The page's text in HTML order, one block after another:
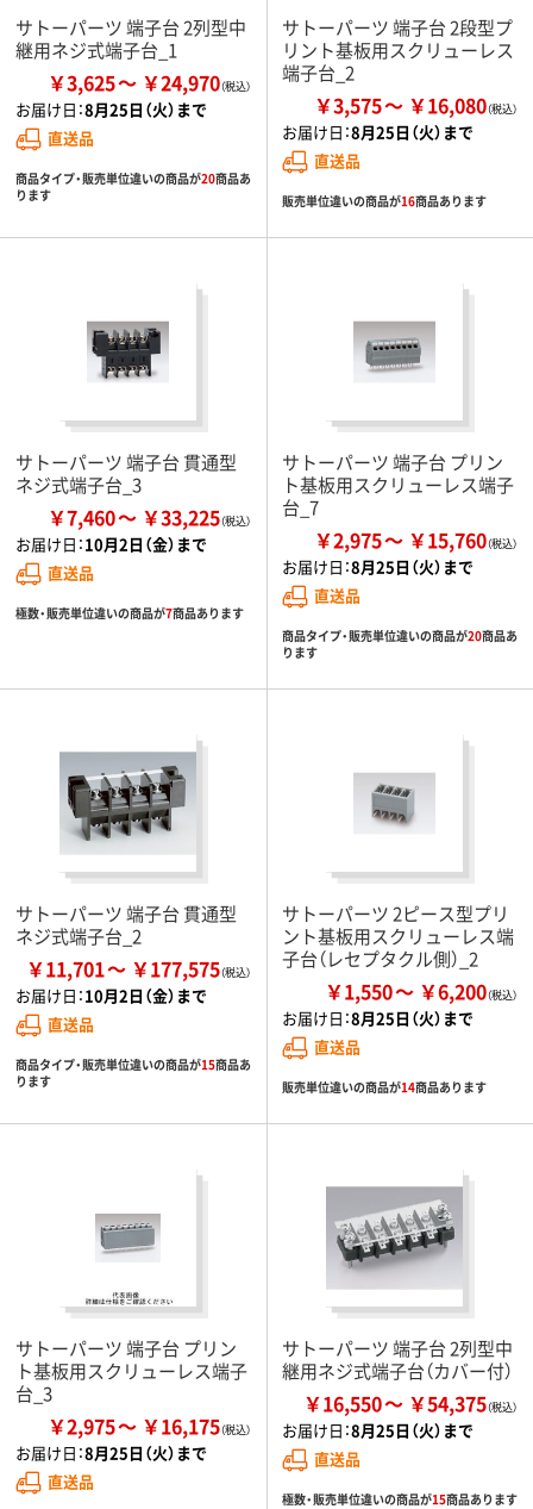
サトーパーツ 端子台 2列型中
継用ネジ式端子台_1
￥3,625 ￥24,970
お届け日：8月25日（火）まで
直送品
商品タイプ・販売単位違いの商品が20商品あ
ります
サトーパーツ 端子台 2段型プ
リント基板用スクリューレス
端子台_2
￥3,575 ￥16,080
お届け日：8月25日（火）まで
直送品
販売単位違いの商品が16商品あります
サトーパーツ 端子台 貫通型
ネジ式端子台_3
￥7,460 ￥33,225
お届け日：10月2日（金）まで
直送品
極数・販売単位違いの商品が7商品あります
サトーパーツ 端子台 プリン
ト基板用スクリューレス端子
台_7
￥2,975 ￥15,760
お届け日：8月25日（火）まで
直送品
商品タイプ・販売単位違いの商品が20商品あ
ります
サトーパーツ 端子台 貫通型
ネジ式端子台_2
￥11,701 ￥177,575
お届け日：10月2日（金）まで
直送品
商品タイプ・販売単位違いの商品が15商品あ
ります
サトーパーツ 2ピース型プリ
ント基板用スクリューレス端
子台（レセプタクル側）_2
￥1,550 ￥6,200
お届け日：8月25日（火）まで
直送品
販売単位違いの商品が14商品あります
サトーパーツ 端子台 プリン
ト基板用スクリューレス端子
台_3
￥2,975 ￥16,175
お届け日：8月25日（火）まで
直送品
サトーパーツ 端子台 2列型中
継用ネジ式端子台（カバー付）
￥16,550 ￥54,375
お届け日：8月25日（火）まで
直送品
極数・販売単位違いの商品が15商品あります